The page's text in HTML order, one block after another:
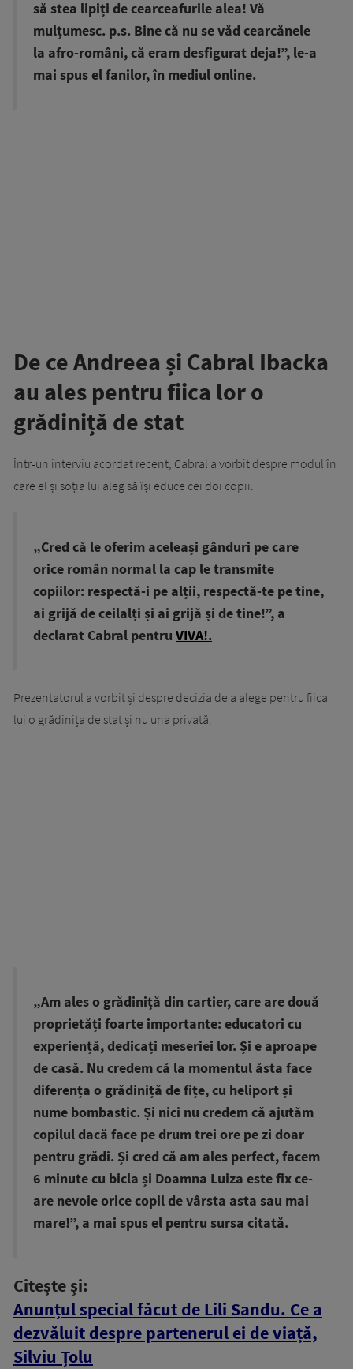
să stea lipiți de cearceafurile alea! Vă
mulțumesc. p.s. Bine că nu se văd cearcănele
la afro-români, că eram desfigurat deja!”, le-a
mai spus el fanilor, în mediul online.
De ce Andreea și Cabral Ibacka
au ales pentru fiica lor o
grădiniță de stat
Într-un interviu acordat recent, Cabral a vorbit despre modul în
care el și soția lui aleg să își educe cei doi copii.
„Cred că le oferim aceleași gânduri pe care
orice român normal la cap le transmite
copiilor: respectă-i pe alții, respectă-te pe tine,
ai grijă de ceilalți și ai grijă și de tine!”, a
declarat Cabral pentru VIVA!.
Prezentatorul a vorbit și despre decizia de a alege pentru fiica
lui o grădinița de stat și nu una privată.
„Am ales o grădiniță din cartier, care are două
proprietăți foarte importante: educatori cu
experiență, dedicați meseriei lor. Și e aproape
de casă. Nu credem că la momentul ăsta face
diferența o grădiniță de fițe, cu heliport și
nume bombastic. Și nici nu credem că ajutăm
copilul dacă face pe drum trei ore pe zi doar
pentru grădi. Și cred că am ales perfect, facem
6 minute cu bicla și Doamna Luiza este fix ce-
are nevoie orice copil de vârsta asta sau mai
mare!”, a mai spus el pentru sursa citată.
Citește și:
Anunțul special făcut de Lili Sandu. Ce a
dezvăluit despre partenerul ei de viață,
Silviu Țolu